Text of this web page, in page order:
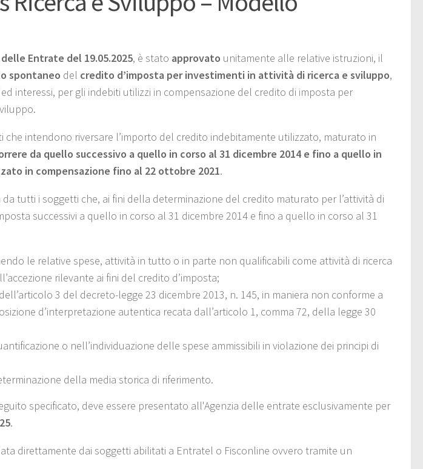
Entrate del 19.05.2025, è stato approvato unitamente alle relative istruzioni, il
spontaneo del credito d’imposta per investimenti in attività di ricerca e sviluppo,
interessi, per gli indebiti utilizzi in compensazione del credito di imposta per
che intendono riversare l’importo del credito indebitamente utilizzato, maturato in
da quello successivo a quello in corso al 31 dicembre 2014 e fino a quello in
in compensazione fino al 22 ottobre 2021.
tutti i soggetti che, ai fini della determinazione del credito maturato per l’attività di
successivi a quello in corso al 31 dicembre 2014 e fino a quello in corso al 31
le relative spese, attività in tutto o in parte non qualificabili come attività di ricerca
rilevante ai fini del credito d’imposta;
3 del decreto-legge 23 dicembre 2013, n. 145, in maniera non conforme a
d’interpretazione autentica recata dall’articolo 1, comma 72, della legge 30
o nell’individuazione delle spese ammissibili in violazione dei principi di
della media storica di riferimento.
specificato, deve essere presentato all'Agenzia delle entrate esclusivamente per
.
direttamente dai soggetti abilitati a Entratel o Fisconline ovvero tramite un